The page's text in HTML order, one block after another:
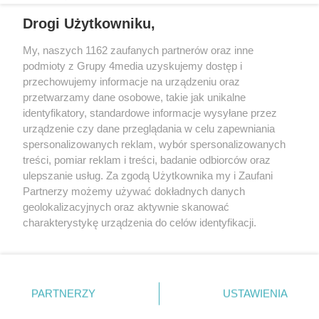
Redakcja Reklama Prywatność
Praca Łódź
the:protocol
Facebook.com
Youtube.com
Drogi Użytkowniku,
My, naszych 1162 zaufanych partnerów oraz inne
podmioty z Grupy 4media uzyskujemy dostęp i
przechowujemy informacje na urządzeniu oraz
przetwarzamy dane osobowe, takie jak unikalne
identyfikatory, standardowe informacje wysyłane przez
urządzenie czy dane przeglądania w celu zapewniania
spersonalizowanych reklam, wybór spersonalizowanych
treści, pomiar reklam i treści, badanie odbiorców oraz
ulepszanie usług. Za zgodą Użytkownika my i Zaufani
Partnerzy możemy używać dokładnych danych
geolokalizacyjnych oraz aktywnie skanować
charakterystykę urządzenia do celów identyfikacji.
zmienić/wycofać klikając przycisk ustawień prywatności
znajdujący się w lewym dolnym rogu strony
. Niektóre
PARTNERZY USTAWIENIA